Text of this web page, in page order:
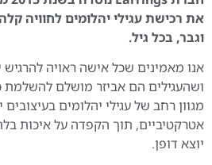
את רכישת עגילי יהלומים לחוויה
וגבר, בכל גיל.
אנו מאמינים שכל אישה ראויה להרגיש
ושהעגילים הם אביזר מושלם להשלמת
מגוון רחב של עגילי יהלומים בעיצובים
אטרקטיביים, תוך הקפדה על איכות
יוצא דופן.